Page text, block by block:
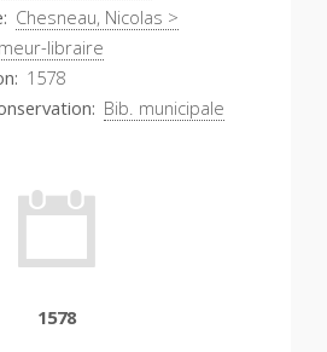
Chesneau, Nicolas >
libraire
1578
Bib. municipale
1578